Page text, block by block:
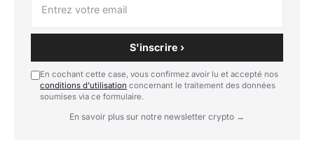
S'inscrire ›
En cochant cette case, vous confirmez avoir lu et accepté nos
conditions d'utilisation concernant le traitement des données
soumises via ce formulaire.
En savoir plus sur notre newsletter crypto →